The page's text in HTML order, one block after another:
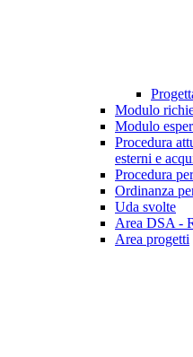
Modulo
Modulo
Procedura
esterni e
Procedura
Ordinanza
Uda svolte
Area DSA -
Area progetti